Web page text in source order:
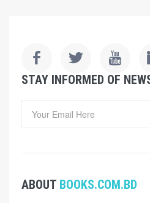
STAY INFORMED OF
ABOUT BOOKS.COM.BD